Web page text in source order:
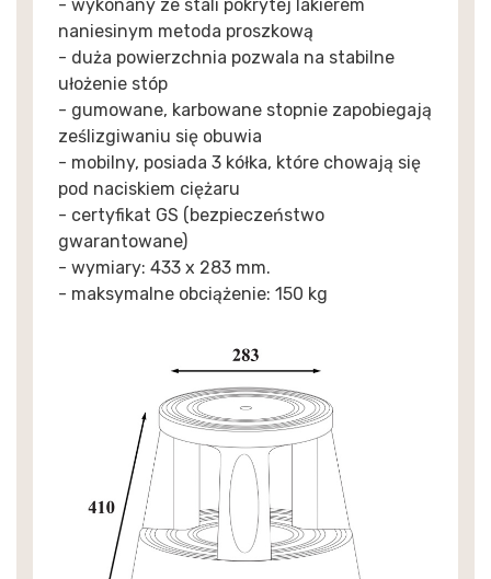
- wykonany ze stali pokrytej lakierem
naniesinym metoda proszkową
- duża powierzchnia pozwala na stabilne
ułożenie stóp
- gumowane, karbowane stopnie zapobiegają
ześlizgiwaniu się obuwia
- mobilny, posiada 3 kółka, które chowają się
pod naciskiem ciężaru
- certyfikat GS (bezpieczeństwo
gwarantowane)
- wymiary: 433 x 283 mm.
- maksymalne obciążenie: 150 kg